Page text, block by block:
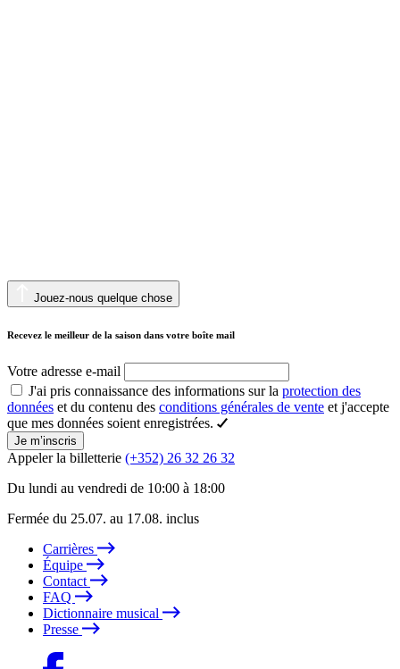
Jouez-nous quelque chose
Recevez le meilleur de la saison dans votre boîte mail
Votre adresse e-mail
J'ai pris connaissance des informations sur la protection des
données et du contenu des conditions générales de vente et j'accepte
que mes données soient enregistrées.
Je m’inscris
Appeler la billetterie (+352) 26 32 26 32
Du lundi au vendredi de 10:00 à 18:00
Fermée du 25.07. au 17.08. inclus
Carrières
Équipe
Contact
FAQ
Dictionnaire musical
Presse